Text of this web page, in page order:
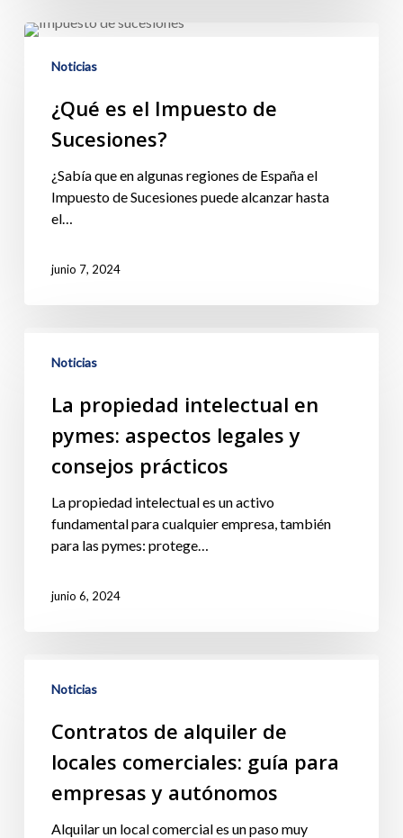
Noticias
¿Qué es el Impuesto de
Sucesiones?
¿Sabía que en algunas regiones de España el
Impuesto de Sucesiones puede alcanzar hasta
el…
junio 7, 2024
Noticias
La propiedad intelectual en
pymes: aspectos legales y
consejos prácticos
La propiedad intelectual es un activo
fundamental para cualquier empresa, también
para las pymes: protege…
junio 6, 2024
Noticias
Contratos de alquiler de
locales comerciales: guía para
empresas y autónomos
Alquilar un local comercial es un paso muy